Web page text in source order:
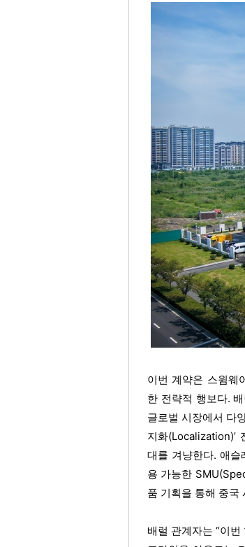
이번 계약은 스윔웨
한 전략적 행보다.
글로벌 시장에서 다
지화(Localization)’
대를 겨냥한다. 애
용 가능한
품 기획을 통해 중국
배럴 관계자는 “이